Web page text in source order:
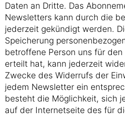
Daten an Dritte. Das
Newsletters kann durch die
jederzeit gekündigt werden.
Speicherung
betroffene Person uns für
erteilt hat, kann jederzeit
Zwecke des Widerrufs der
jedem Newsletter ein
besteht die Möglichkeit, sich
auf der Internetseite des für